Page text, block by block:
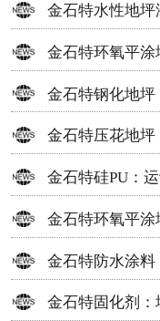
金石特水性地
案
金石特环氧平
选择
金石特钢化地
金石特压花地
地面材料
金石特硅PU：
金石特环氧平
决方案
金石特防水涂
方案
金石特固化剂